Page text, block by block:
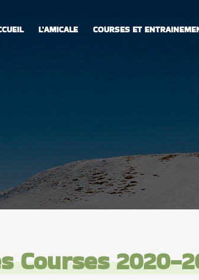
L'AMICALE COURSES ET
Courses 2020-